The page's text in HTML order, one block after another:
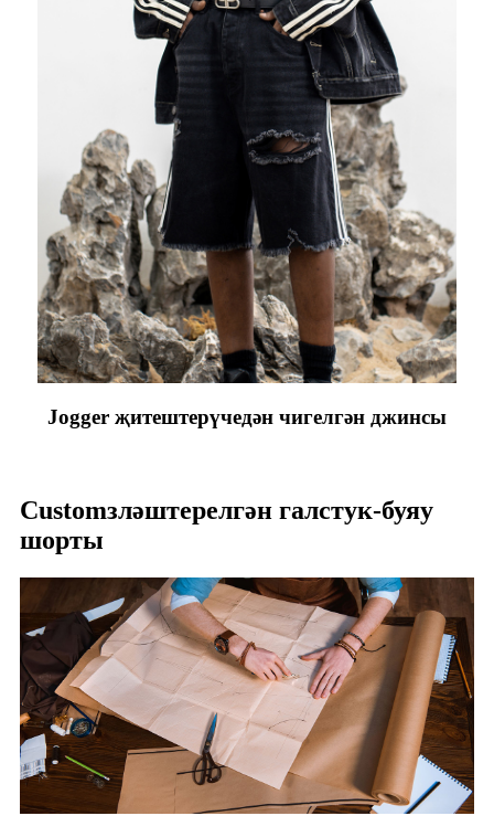
Jogger җитештерүчедән чигелгән джинсы
Customзләштерелгән галстук-буяу
шорты